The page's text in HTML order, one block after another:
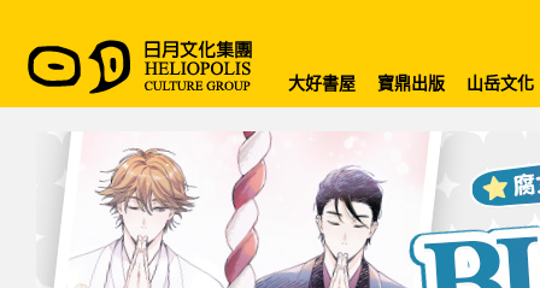
大好書屋 寶鼎出版 山岳文化